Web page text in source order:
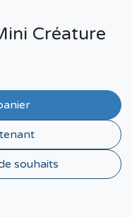
Créature
souhaits